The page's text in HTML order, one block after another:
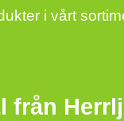
i vårt
från